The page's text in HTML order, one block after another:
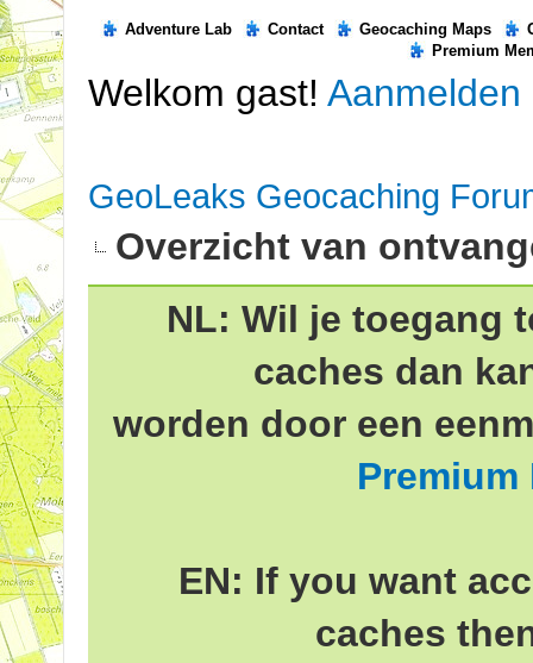
Adventure Lab Contact Geocaching Maps
Premium
Welkom gast! Aanmelden
GeoLeaks Geocaching
Overzicht van
NL: Wil je toegang
caches dan
worden door een
Premium
EN: If you want
caches